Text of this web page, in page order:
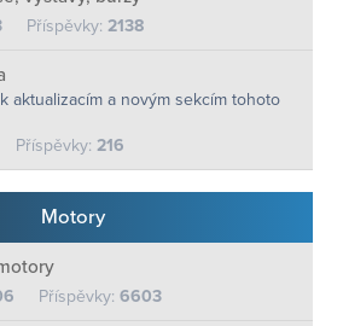
Příspěvky: 2138
aktualizacím a novým sekcím tohoto
Příspěvky: 216
Motory
Příspěvky: 6603